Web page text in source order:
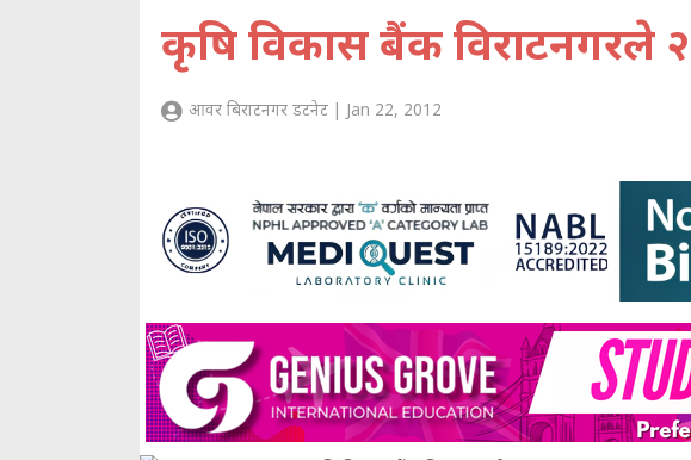
कृषि विकास बैंक विराटनगरले
आवर बिराटनगर डटनेट | Jan 22, 2012